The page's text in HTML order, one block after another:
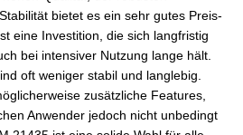
bietet es ein sehr gutes Preis-
eine Investition, die sich langfristig
bei intensiver Nutzung lange hält.
oft weniger stabil und langlebig.
zusätzliche Features,
Anwender jedoch nicht unbedingt